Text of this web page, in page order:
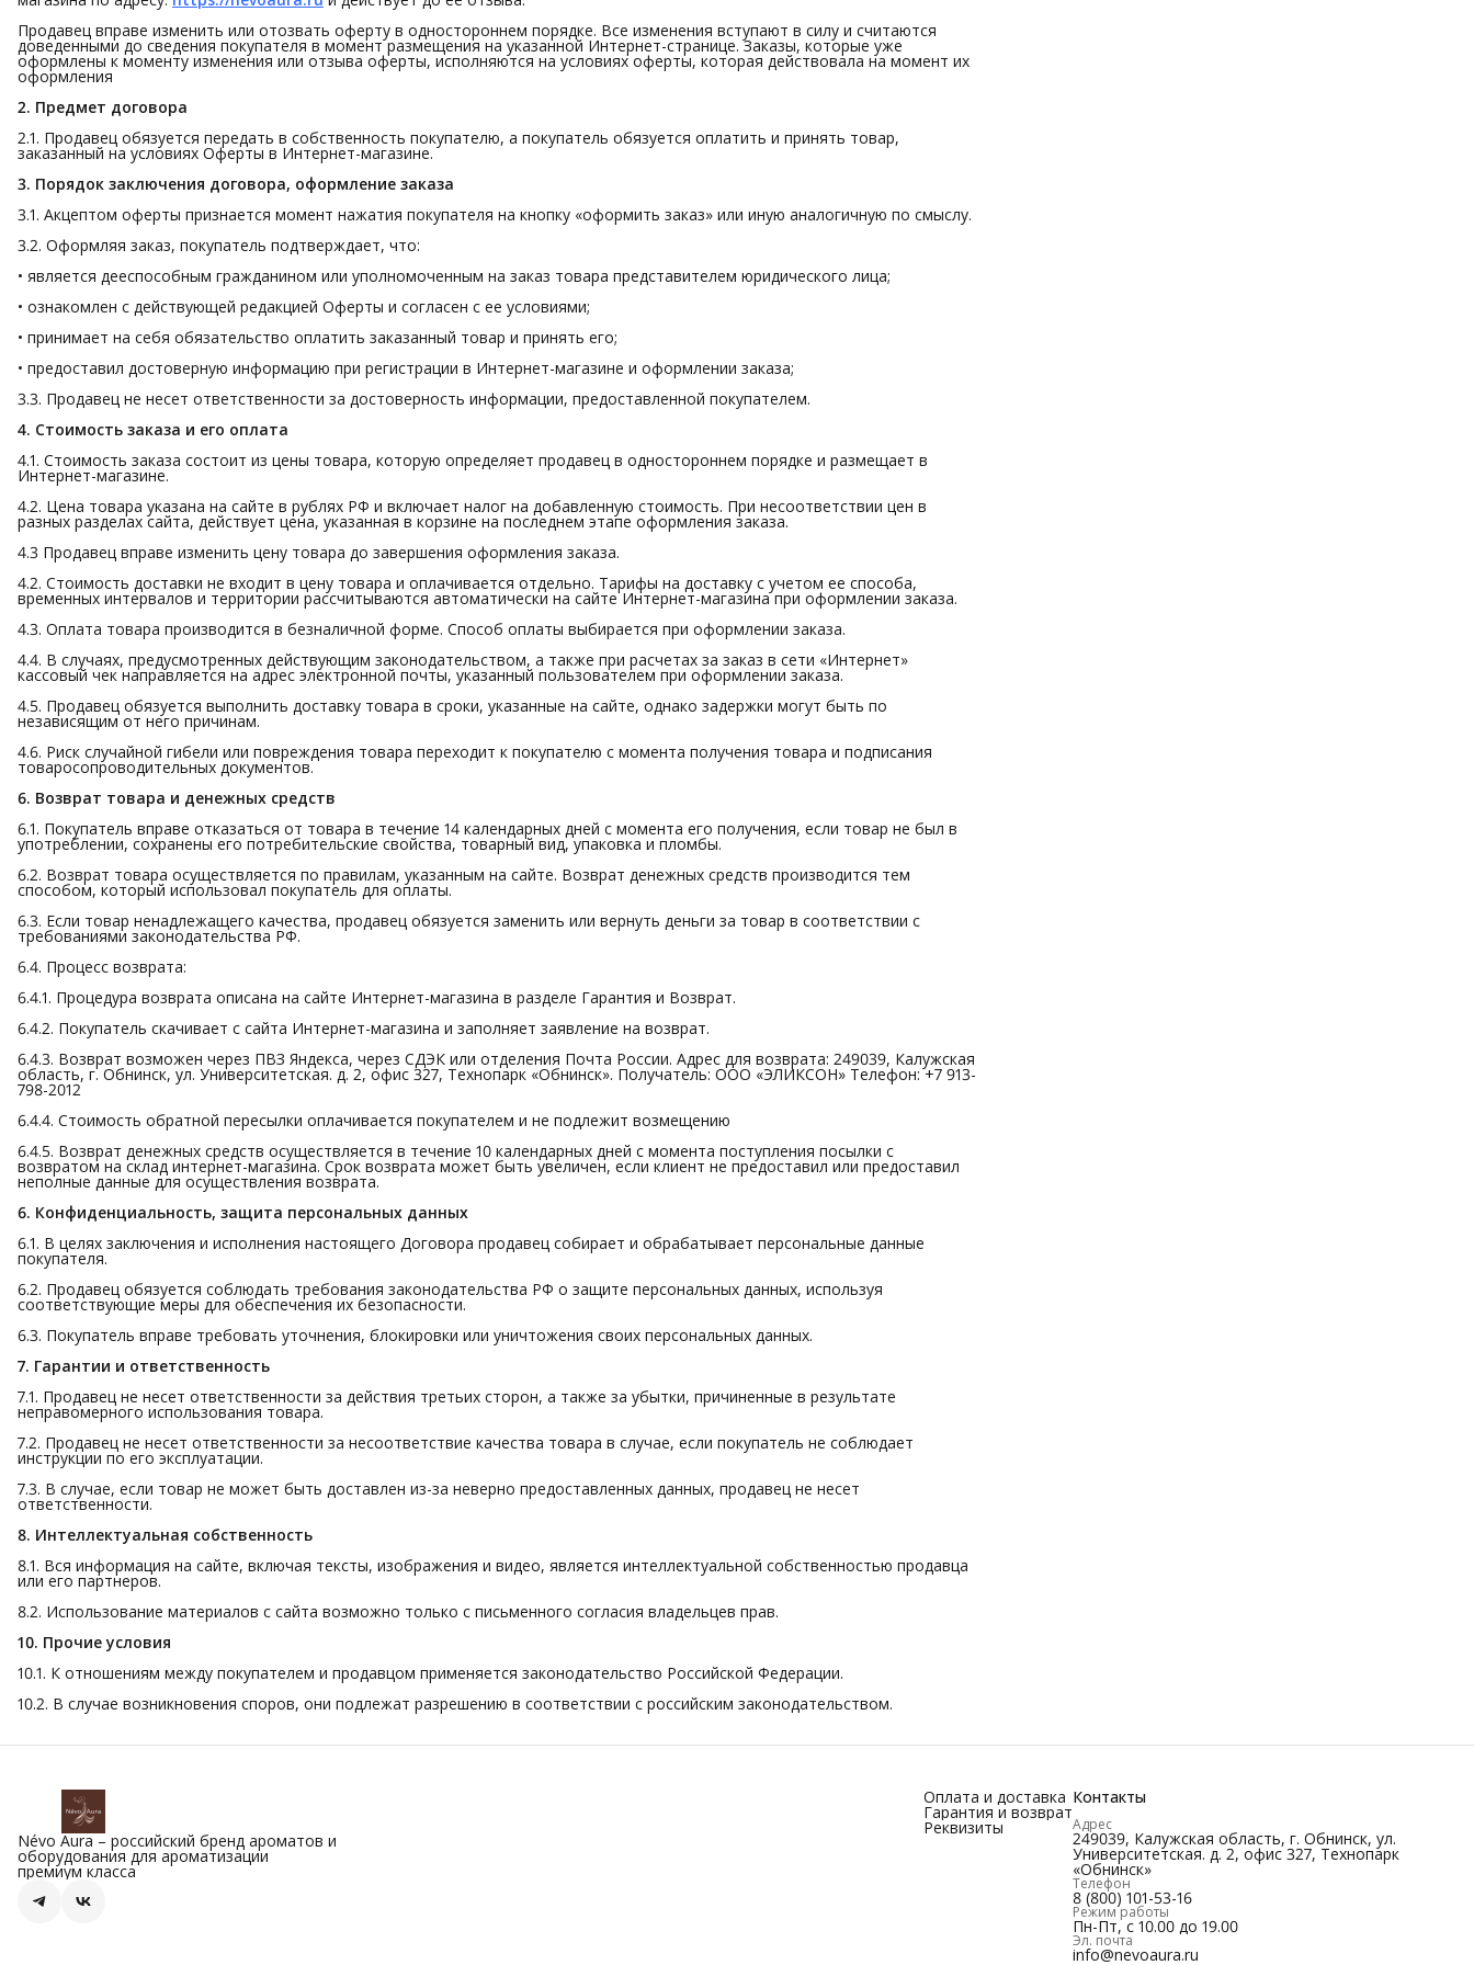
Продавец вправе изменить или отозвать оферту в одностороннем порядке. Все изменения вступают в силу и считаются
доведенными до сведения покупателя в момент размещения на указанной Интернет-странице. Заказы, которые уже
оформлены к моменту изменения или отзыва оферты, исполняются на условиях оферты, которая действовала на момент их
оформления
2. Предмет договора
2.1. Продавец обязуется передать в собственность покупателю, а покупатель обязуется оплатить и принять товар,
заказанный на условиях Оферты в Интернет-магазине.
3. Порядок заключения договора, оформление заказа
3.1. Акцептом оферты признается момент нажатия покупателя на кнопку «оформить заказ» или иную аналогичную по смыслу.
3.2. Оформляя заказ, покупатель подтверждает, что:
• является дееспособным гражданином или уполномоченным на заказ товара представителем юридического лица;
• ознакомлен с действующей редакцией Оферты и согласен с ее условиями;
• принимает на себя обязательство оплатить заказанный товар и принять его;
• предоставил достоверную информацию при регистрации в Интернет-магазине и оформлении заказа;
3.3. Продавец не несет ответственности за достоверность информации, предоставленной покупателем.
4. Стоимость заказа и его оплата
4.1. Стоимость заказа состоит из цены товара, которую определяет продавец в одностороннем порядке и размещает в
Интернет-магазине.
4.2. Цена товара указана на сайте в рублях РФ и включает налог на добавленную стоимость. При несоответствии цен в
разных разделах сайта, действует цена, указанная в корзине на последнем этапе оформления заказа.
4.3 Продавец вправе изменить цену товара до завершения оформления заказа.
4.2. Стоимость доставки не входит в цену товара и оплачивается отдельно. Тарифы на доставку с учетом ее способа,
временных интервалов и территории рассчитываются автоматически на сайте Интернет-магазина при оформлении заказа.
4.3. Оплата товара производится в безналичной форме. Способ оплаты выбирается при оформлении заказа.
4.4. В случаях, предусмотренных действующим законодательством, а также при расчетах за заказ в сети «Интернет»
кассовый чек направляется на адрес электронной почты, указанный пользователем при оформлении заказа.
4.5. Продавец обязуется выполнить доставку товара в сроки, указанные на сайте, однако задержки могут быть по
независящим от него причинам.
4.6. Риск случайной гибели или повреждения товара переходит к покупателю с момента получения товара и подписания
товаросопроводительных документов.
6. Возврат товара и денежных средств
6.1. Покупатель вправе отказаться от товара в течение 14 календарных дней с момента его получения, если товар не был в
употреблении, сохранены его потребительские свойства, товарный вид, упаковка и пломбы.
6.2. Возврат товара осуществляется по правилам, указанным на сайте. Возврат денежных средств производится тем
способом, который использовал покупатель для оплаты.
6.3. Если товар ненадлежащего качества, продавец обязуется заменить или вернуть деньги за товар в соответствии с
требованиями законодательства РФ.
6.4. Процесс возврата:
6.4.1. Процедура возврата описана на сайте Интернет-магазина в разделе Гарантия и Возврат.
6.4.2. Покупатель скачивает с сайта Интернет-магазина и заполняет заявление на возврат.
6.4.3. Возврат возможен через ПВЗ Яндекса, через СДЭК или отделения Почта России. Адрес для возврата: 249039, Калужская
область, г. Обнинск, ул. Университетская. д. 2, офис 327, Технопарк «Обнинск». Получатель: ООО «ЭЛИКСОН» Телефон: +7 913-
798-2012
6.4.4. Стоимость обратной пересылки оплачивается покупателем и не подлежит возмещению
6.4.5. Возврат денежных средств осуществляется в течение 10 календарных дней с момента поступления посылки с
возвратом на склад интернет-магазина. Срок возврата может быть увеличен, если клиент не предоставил или предоставил
неполные данные для осуществления возврата.
6. Конфиденциальность, защита персональных данных
6.1. В целях заключения и исполнения настоящего Договора продавец собирает и обрабатывает персональные данные
покупателя.
6.2. Продавец обязуется соблюдать требования законодательства РФ о защите персональных данных, используя
соответствующие меры для обеспечения их безопасности.
6.3. Покупатель вправе требовать уточнения, блокировки или уничтожения своих персональных данных.
7. Гарантии и ответственность
7.1. Продавец не несет ответственности за действия третьих сторон, а также за убытки, причиненные в результате
неправомерного использования товара.
7.2. Продавец не несет ответственности за несоответствие качества товара в случае, если покупатель не соблюдает
инструкции по его эксплуатации.
7.3. В случае, если товар не может быть доставлен из-за неверно предоставленных данных, продавец не несет
ответственности.
8. Интеллектуальная собственность
8.1. Вся информация на сайте, включая тексты, изображения и видео, является интеллектуальной собственностью продавца
или его партнеров.
8.2. Использование материалов с сайта возможно только с письменного согласия владельцев прав.
10. Прочие условия
10.1. К отношениям между покупателем и продавцом применяется законодательство Российской Федерации.
10.2. В случае возникновения споров, они подлежат разрешению в соответствии с российским законодательством.
Névo Aura – российский бренд ароматов и
оборудования для ароматизации
премиум класса
Оплата и доставка
Гарантия и возврат
Реквизиты
Контакты
Адрес
249039, Калужская область, г. Обнинск, ул.
Университетская. д. 2, офис 327, Технопарк
«Обнинск»
Телефон
8 (800) 101-53-16
Режим работы
Пн-Пт, с 10.00 до 19.00
Эл. почта
info@nevoaura.ru